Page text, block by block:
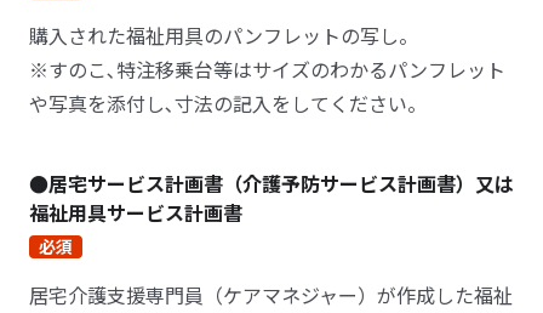
購入された福祉用具のパンフレットの写し。
※すのこ､特注移乗台等はサイズのわかるパンフレット
や写真を添付し､寸法の記入をしてください。
●居宅サービス計画書（介護予防サービス計画書）又は
福祉用具サービス計画書
必須
居宅介護支援専門員（ケアマネジャー）が作成した福祉